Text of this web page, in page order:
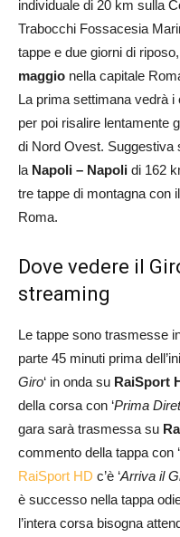
individuale di 20 km sulla
Trabocchi Fossacesia
tappe e due giorni di
maggio nella capitale
La prima settimana vedrà i
per poi risalire lentamente
di Nord Ovest. Suggestiva
la Napoli – Napoli di 162
tre tappe di montagna con
Roma.
Dove vedere il
streaming
Le tappe sono trasmesse
parte 45 minuti prima
Giro‘ in onda su RaiSport
della corsa con ‘Prima
gara sarà trasmessa su
commento della tappa con ‘
RaiSport HD c’è ‘Arriva il
è successo nella tappa
l’intera corsa bisogna